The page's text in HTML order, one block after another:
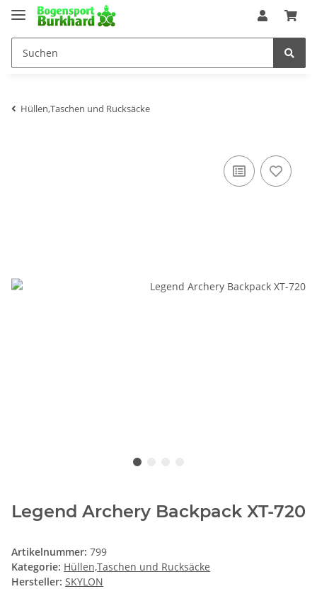
Hüllen,Taschen und Rucksäcke
Legend Archery Backpack XT-720
Artikelnummer: 799
Kategorie: Hüllen,Taschen und Rucksäcke
Hersteller: SKYLON